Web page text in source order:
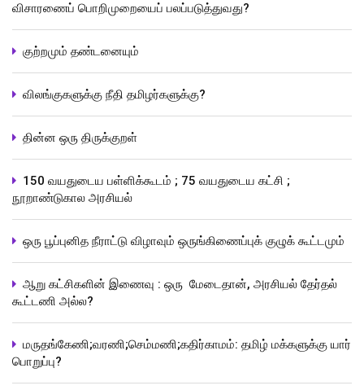
விசாரணைப் பொறிமுறையைப் பலப்படுத்துவது?
குற்றமும் தண்டனையும்
விலங்குகளுக்கு நீதி தமிழர்களுக்கு?
தின்ன ஒரு திருக்குறள்
150 வயதுடைய பள்ளிக்கூடம் ; 75 வயதுடைய கட்சி ;
நூறாண்டுகால அரசியல்
ஒரு பூப்புனித நீராட்டு விழாவும் ஒருங்கிணைப்புக் குழுக் கூட்டமும்
ஆறு கட்சிகளின் இணைவு : ஒரு மேடைதான், அரசியல் தேர்தல்
கூட்டணி அல்ல?
மருதங்கேணி;வரணி;செம்மணி;கதிர்காமம்: தமிழ் மக்களுக்கு யார்
பொறுப்பு?